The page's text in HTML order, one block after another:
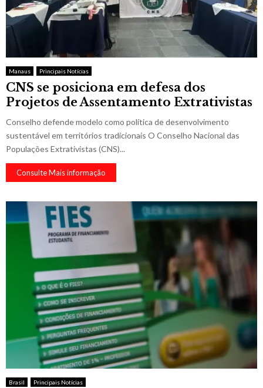
Manaus Principais Notícias
CNS se posiciona em defesa dos
Projetos de Assentamento Extrativistas
Conselho defende modelo como política de desenvolvimento
sustentável em territórios tradicionais O Conselho Nacional das
Populações Extrativistas (CNS)...
Consulte Mais informação
Brasil Principais Notícias